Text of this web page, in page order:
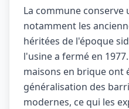
La commune
notamment les
héritées de l'époque
l'usine a fermé en
maisons en brique ont
généralisation des
modernes, ce qui les